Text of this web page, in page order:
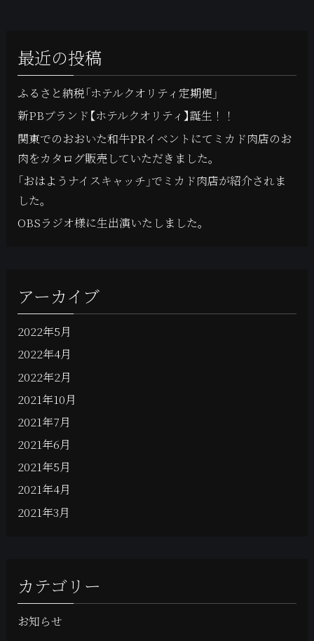
最近の投稿
ふるさと納税「ホテルクオリティ定期便」
新PBブランド【ホテルクオリティ】誕生！！
関東でのおおいた和牛PRイベントにてミカド肉店のお
肉をカタログ販売していただきました。
「おはようナイスキャッチ」でミカド肉店が紹介されま
した。
OBSラジオ様に生出演いたしました。
アーカイブ
2022年5月
2022年4月
2022年2月
2021年10月
2021年7月
2021年6月
2021年5月
2021年4月
2021年3月
カテゴリー
お知らせ